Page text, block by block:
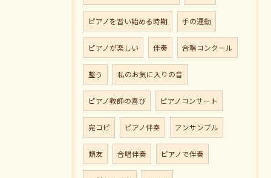
ピアノを習い始める時期 手の運動
ピアノが楽しい 伴奏 合唱コンクール
整う 私のお気に入りの音
ピアノ教師の喜び ピアノコンサート
完コピ ピアノ伴奏 アンサンブル
類友 合唱伴奏 ピアノで伴奏